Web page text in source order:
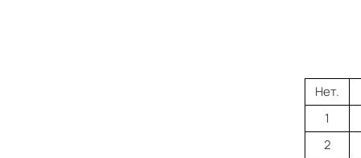
Нет.
1
2